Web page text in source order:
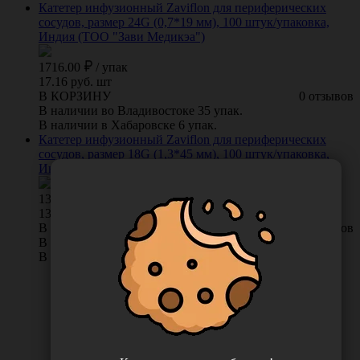
Катетер инфузионный Zaviflon для периферических
сосудов, размер 24G (0,7*19 мм), 100 штук/упаковка,
Индия (ТОО "Зави Медикэа")
1716.00 / упак
17.16 руб. шт
0 отзывов
В КОРЗИНУ
В наличии во Владивостоке 35 упак.
В наличии в Хабаровске 6 упак.
Катетер инфузионный Zaviflon для периферических
сосудов, размер 18G (1,3*45 мм), 100 штук/упаковка,
Индия (ТОО "Зави Медикэа")
1351.00
13.51 руб. шт
0 отзывов
В КОРЗИНУ
В наличии во Владивостоке 21 упак.
В наличии в Хабаровске 3 упак.